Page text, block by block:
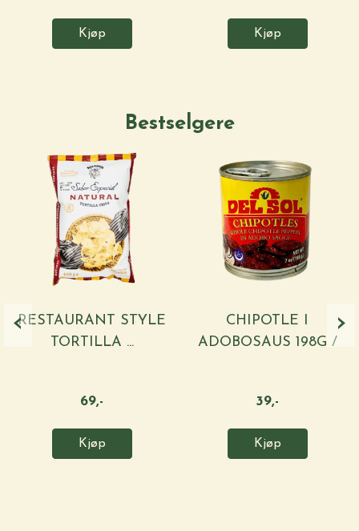
Kjøp Kjøp
Bestselgere
RESTAURANT STYLE
TORTILLA ...
69,-
Kjøp
CHIPOTLE I
ADOBOSAUS 198G /
39,-
Kjøp
‹ ›